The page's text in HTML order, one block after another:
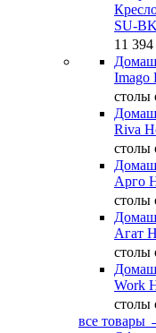
SU-
11
Imago
столы
Riva
столы
Арго
столы
Агат
столы
Work
столы
все товары